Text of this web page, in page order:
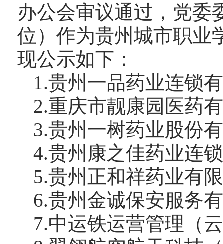
办公会审议通过，党委
位）作为贵州城市职业
现公示如下：
1.贵州一品药业连锁
2.重庆市靓康园医药
3.贵州一树药业股份
4.贵州康之佳药业连
5.贵州正和祥药业有
6.贵州金诚保安服务
7.中运铁运营管理（